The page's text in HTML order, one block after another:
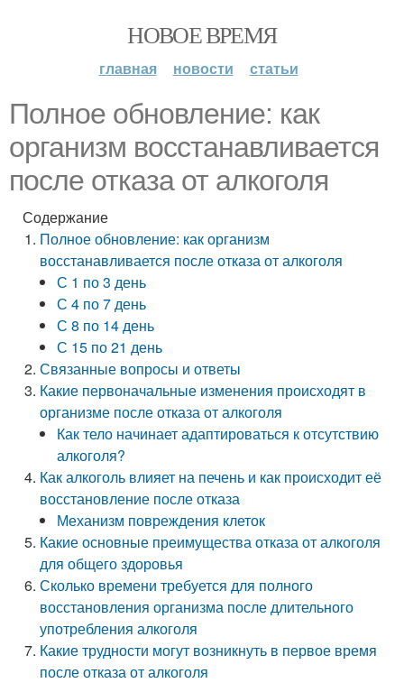
НОВОЕ ВРЕМЯ
главная новости статьи
Полное обновление: как
организм восстанавливается
после отказа от алкоголя
Содержание
Полное обновление: как организм
восстанавливается после отказа от алкоголя
С 1 по 3 день
С 4 по 7 день
С 8 по 14 день
С 15 по 21 день
Связанные вопросы и ответы
Какие первоначальные изменения происходят в
организме после отказа от алкоголя
Как тело начинает адаптироваться к отсутствию
алкоголя?
Как алкоголь влияет на печень и как происходит её
восстановление после отказа
Механизм повреждения клеток
Какие основные преимущества отказа от алкоголя
для общего здоровья
Сколько времени требуется для полного
восстановления организма после длительного
употребления алкоголя
Какие трудности могут возникнуть в первое время
после отказа от алкоголя